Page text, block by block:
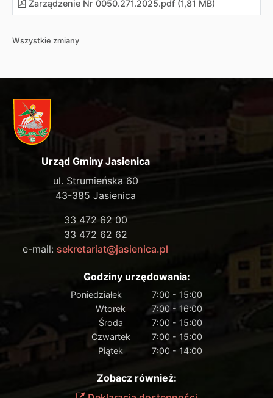
Zarządzenie Nr 0050.271.2025.pdf (1,81 MB)
Wszystkie zmiany
Urząd Gminy Jasienica
ul. Strumieńska 60
43-385 Jasienica
33 472 62 00
33 472 62 62
e-mail: sekretariat@jasienica.pl
Godziny urzędowania:
Poniedziałek
7:00 - 15:00
Wtorek
7:00 - 16:00
Środa
7:00 - 15:00
Czwartek
7:00 - 15:00
Piątek
7:00 - 14:00
Zobacz również: